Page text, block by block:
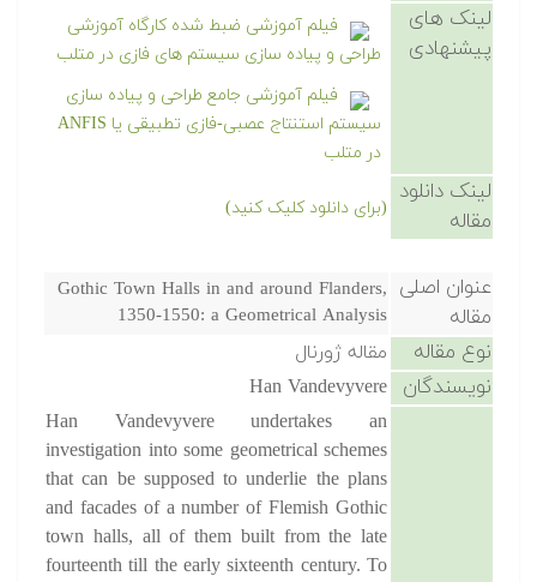
لینک های
پیشنهادی
فیلم آموزشی ضبط شده کارگاه آموزشی
طراحی و پیاده سازی سیستم های فازی در متلب
فیلم آموزشی جامع طراحی و پیاده سازی
سیستم استنتاج عصبی-فازی تطبیقی یا ANFIS
در متلب
لینک دانلود
مقاله
(برای دانلود کلیک کنید)
عنوان اصلی
مقاله
Gothic Town Halls in and around Flanders,
1350-1550: a Geometrical Analysis
نوع مقاله مقاله ژورنال
نویسندگان
Han Vandevyvere
Han Vandevyvere undertakes an
investigation into some geometrical schemes
that can be supposed to underlie the plans
and facades of a number of Flemish Gothic
town halls, all of them built from the late
fourteenth till the early sixteenth century. To